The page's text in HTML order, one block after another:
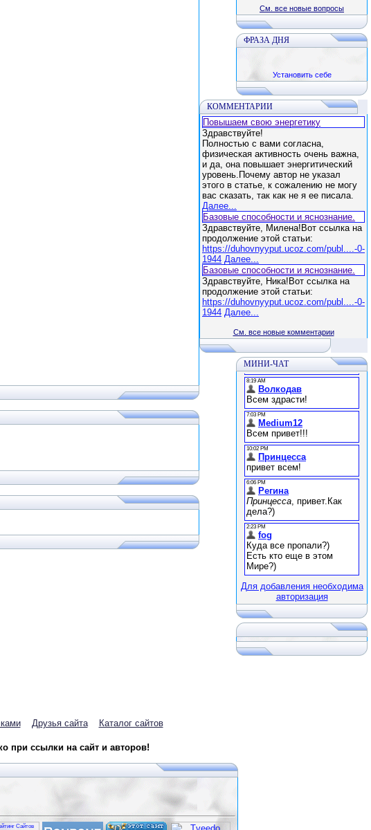
См. все новые вопросы
ФРАЗА ДНЯ
Установить себе
КОММЕНТАРИИ
Повышаем свою энергетику
Здравствуйте!
Полностью с вами согласна,
физическая активность очень важна,
и да, она повышает энергитический
уровень.Почему автор не указал
этого в статье, к сожалению не могу
вас сказать, так как не я ее писала.
Далее...
Базовые способности и яснознание.
Здравствуйте, Милена!Вот ссылка на
продолжение этой статьи:
https://duhovnyyput.ucoz.com/publ....-0-
1944 Далее...
Базовые способности и яснознание.
Здравствуйте, Ника!Вот ссылка на
продолжение этой статьи:
https://duhovnyyput.ucoz.com/publ....-0-
1944 Далее...
См. все новые комментарии
МИНИ-ЧАТ
Для добавления необходима
авторизация
Друзья сайта Каталог сайтов
при ссылки на сайт и авторов!